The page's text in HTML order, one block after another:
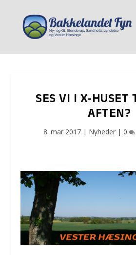
SES VI I X-HUSET
AFTEN?
8. mar 2017 | Nyheder | 0